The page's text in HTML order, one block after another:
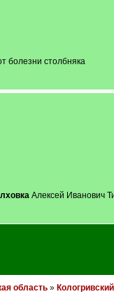
болезни столбняка
Алексей Иванович
область»